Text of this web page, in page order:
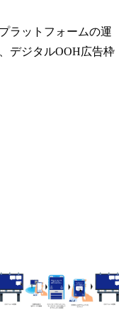
ラットフォームの運
デジタルOOH広告枠